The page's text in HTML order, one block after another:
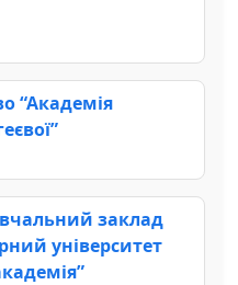
“Академія
заклад
університет